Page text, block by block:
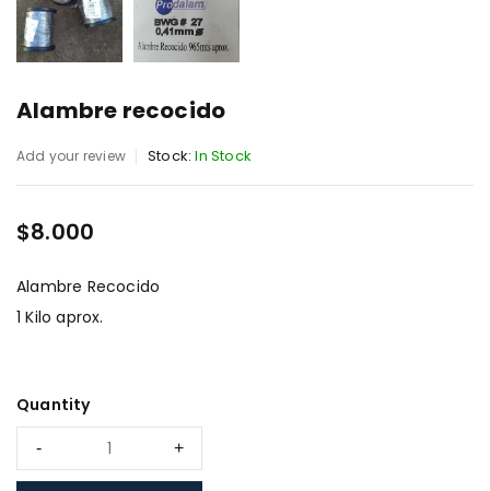
Alambre recocido
Add your review Stock: In Stock
$8.000
Alambre Recocido
1 Kilo aprox.
Quantity